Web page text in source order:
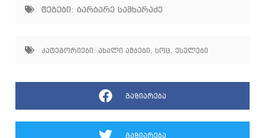
ტეგები: ბარბარე სამხარაძე
კატეგორიები: ახალი ამბები სოც. ქსელები
გაზიარება
გაზიარება